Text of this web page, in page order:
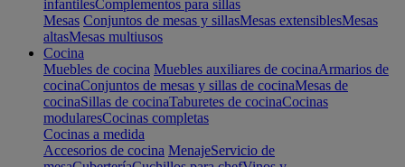
infantilesComplementos para sillas
Mesas Conjuntos de mesas y sillasMesas extensiblesMesas
altasMesas multiusos
Cocina
Muebles de cocina Muebles auxiliares de cocinaArmarios de
cocinaConjuntos de mesas y sillas de cocinaMesas de
cocinaSillas de cocinaTaburetes de cocinaCocinas
modularesCocinas completas
Cocinas a medida
Accesorios de cocina MenajeServicio de